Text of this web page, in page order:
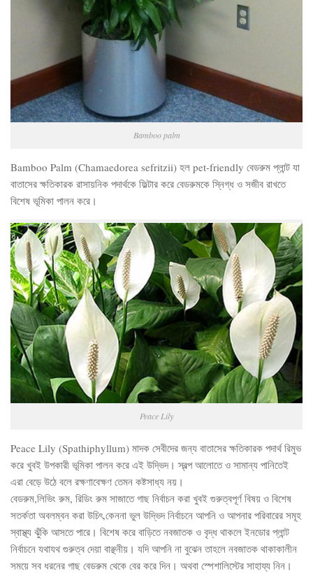
Bamboo palm
Bamboo Palm (Chamaedorea sefritzii) হল pet-friendly বেডরুম প্লান্ট যা
বাতাসের ক্ষতিকারক রাসায়নিক পদার্থকে ফিল্টার করে বেডরুমকে স্নিগ্ধ ও সজীব রাখতে
বিশেষ ভূমিকা পালন করে।
Peace Lily
Peace Lily (Spathiphyllum) মাদক সেবীদের জন্য বাতাসের ক্ষতিকারক পদার্থ রিমুভ
করে খুবই উপকারী ভূমিকা পালন করে এই উদ্ভিদ। স্বল্প আলোতে ও সামান্য পানিতেই
এরা বেড়ে উঠে বলে রক্ষণাবেক্ষণ তেমন কষ্টসাধ্য নয়।
বেডরুম,লিভিং রুম, রিডিং রুম সাজাতে গাছ নির্বাচন করা খুবই গুরুত্বপূর্ণ বিষয় ও বিশেষ
সতর্কতা অবলম্বন করা উচিৎ,কেননা ভুল উদ্ভিদ নির্বাচনে আপনি ও আপনার পরিবারের সমূহ
স্বাস্থ্য ঝুঁকি আসতে পারে। বিশেষ করে বাড়িতে নবজাতক ও বৃদ্ধ থাকলে ইনডোর প্লান্ট
নির্বাচনে যথাযথ গুরুত্ব দেয়া বাঞ্ছনীয়। যদি আপনি না বুঝেন তাহলে নবজাতক থাকাকালীন
সময়ে সব ধরনের গাছ বেডরুম থেকে বের করে দিন। অথবা স্পেশালিস্টের সাহায্য নিন।